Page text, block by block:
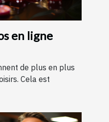
en ligne
de plus en plus
Cela est